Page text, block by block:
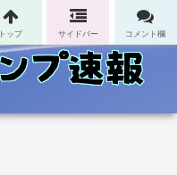
トップ サイドバー コメント欄